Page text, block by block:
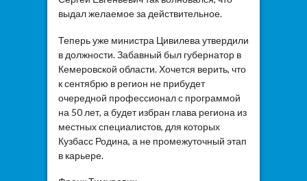
выдал желаемое за действительное.
Теперь уже министра Цивилева утвердили
в должности. Забавный был губернатор в
Кемеровской области. Хочется верить, что
к сентябрю в регион не прибудет
очередной профессионал с программой
на 50 лет, а будет избран глава региона из
местных специалистов, для которых
Кузбасс Родина, а не промежуточный этап
в карьере.